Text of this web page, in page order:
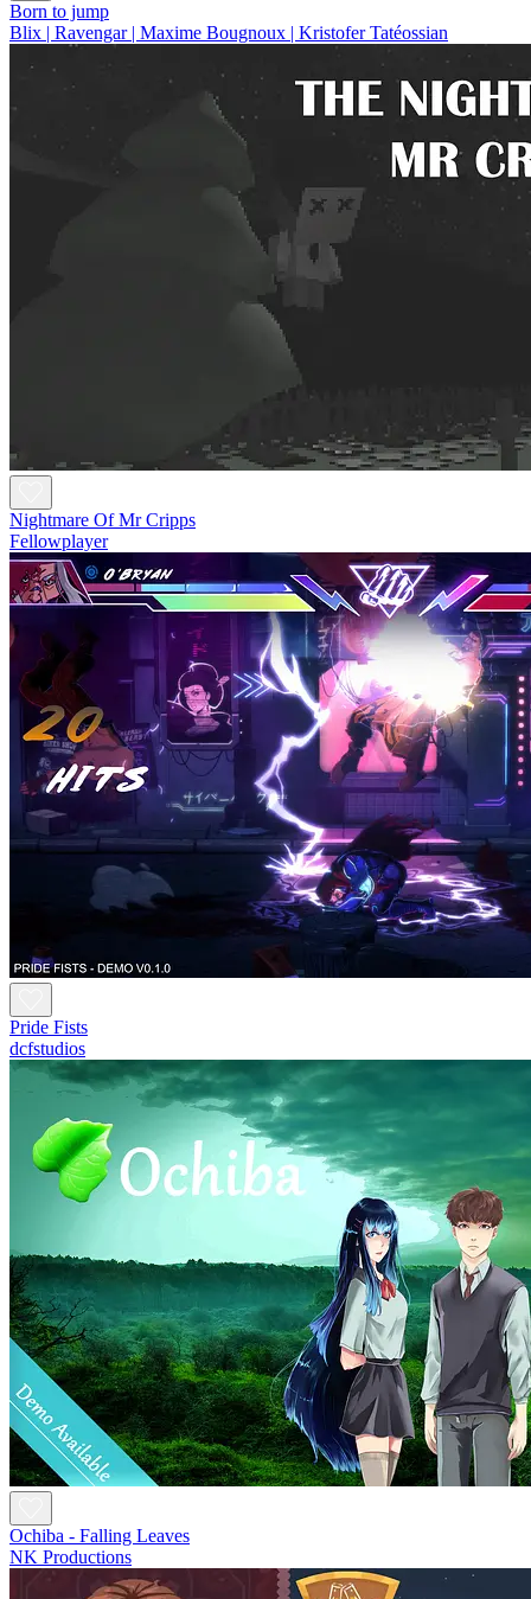
Born to jump
Blix | Ravengar | Maxime Bougnoux | Kristofer Tatéossian
Nightmare Of Mr Cripps
Fellowplayer
Pride Fists
dcfstudios
Ochiba - Falling Leaves
NK Productions